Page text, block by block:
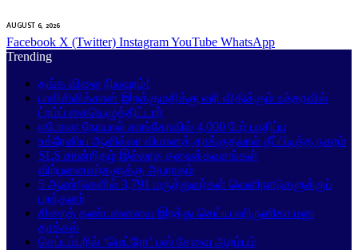
AUGUST 6, 2026
Facebook X (Twitter) InstagramYouTube WhatsApp
Trending
தங்க விலை நிலவரம்!
பாலிசிலிக்கான் இறக்குமதிக்கு வரி விதிக்கும் உத்தரவில்
ட்ரம்ப் கையெழுத்திட்டார்
எபோலா நோயால் காங்கோவில் 4,000 பேர் பாதிப்பு
உக்ரேனிய ஆளில்லா விமானத் தாக்குதலால் தீப்பிடித்த நகரம்
SLS சான்றிதழ் இல்லாத தலைக்கவசங்கள்
விற்பனைவர்களுக்கு அபராதம்
5 ஆண்டுகளில் 3,791 மருத்துவர்கள் வெளிநாடுகளுக்குப்
பறந்தனர்
சிறைத் தண்டனையை இரத்து செய்ய ஹிருனிகா மனு
தாக்கல்
செப்டம்பரில் ‘மெட்ரோ’ பஸ் சேவை ஆரம்பம்